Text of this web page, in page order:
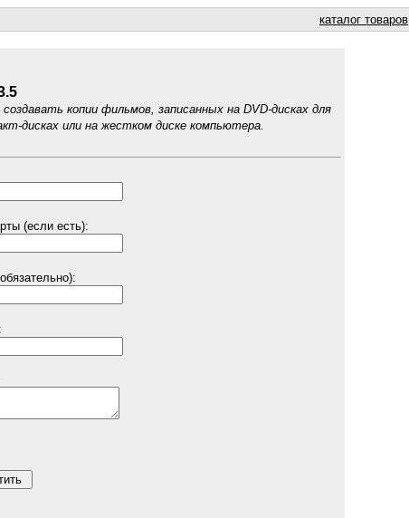
каталог товаров
копии фильмов, записанных на DVD-дисках для
дисках или на жестком диске компьютера.
(если есть):